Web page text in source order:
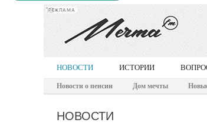
РЕКЛАМА
НОВОСТИ ИСТОРИИ
Новости о пенсии Дом мечты
НОВОСТИ